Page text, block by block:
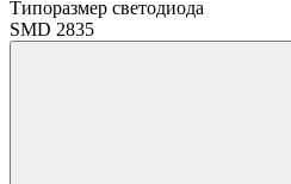
Типоразмер светодиода
SMD 2835